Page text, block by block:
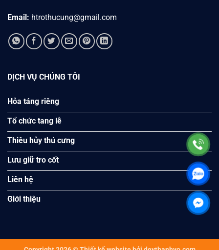
Email: htrothucung@gmail.com
DỊCH VỤ CHÚNG TÔI
Hỏa táng riêng
Tổ chức tang lễ
Thiêu hủy thú cưng
Lưu giữ tro cốt
Liên hệ
Giới thiệu